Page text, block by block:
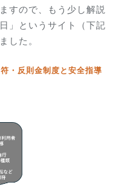
すので、もう少し解説
」というサイト（下記
した。
・反則金制度と安全指導